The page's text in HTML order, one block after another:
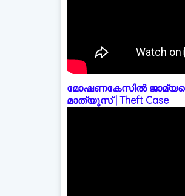
മോഷണകേസിൽ
മാത്യൂസ് | Theft Case